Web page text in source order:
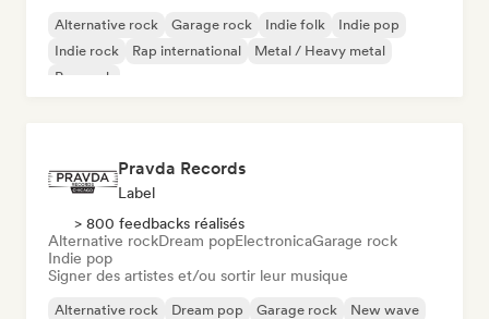
Alternative rock Garage rock Indie folk
Indie pop
Indie rock
Rap international
Metal / Heavy metal
Pop rock
Pravda Records
Label
> 800 feedbacks réalisés
Alternative rockDream popElectronicaGarage rock
Indie pop
Signer des artistes et/ou sortir leur musique
Alternative rock Dream pop Garage rock
New wave